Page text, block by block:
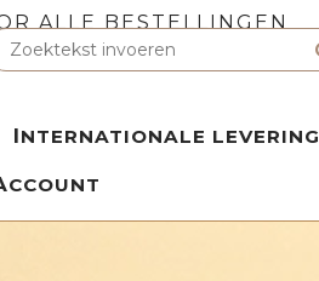
ALLE BESTELLINGEN
INTERNATIONALE LEVERING
ACCOUNT